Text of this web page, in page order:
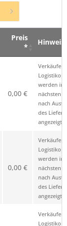
Preis
*
Hinweis
0,00 €
Verkäufer
werden im
nächsten
nach
des
angezeigt.
0,00 €
Verkäufer
werden im
nächsten
nach
des
angezeigt.
Verkäufer